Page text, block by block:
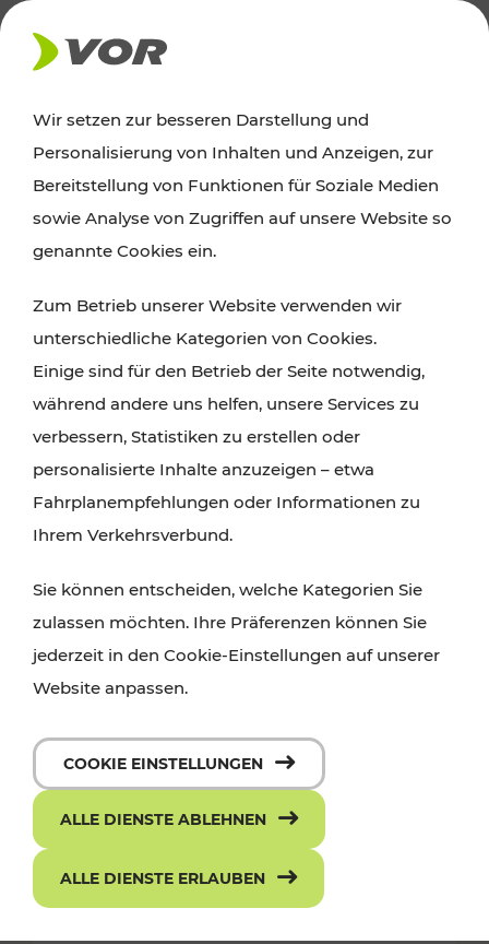
AKTUELLES
News
Alle wichtigen Meldungen zu Fahrplanänderungen,
finden Sie hier im Überblick.
Wir setzen zur besseren Darstellung und
Personalisierung von Inhalten und Anzeigen, zur
Bereitstellung von Funktionen für Soziale Medien
sowie Analyse von Zugriffen auf unsere Website so
genannte Cookies ein.
Zum Betrieb unserer Website verwenden wir
unterschiedliche Kategorien von Cookies.
Einige sind für den Betrieb der Seite notwendig,
während andere uns helfen, unsere Services zu
verbessern, Statistiken zu erstellen oder
personalisierte Inhalte anzuzeigen – etwa
Fahrplanempfehlungen oder Informationen zu
Ihrem Verkehrsverbund.
Sie können entscheiden, welche Kategorien Sie
zulassen möchten. Ihre Präferenzen können Sie
jederzeit in den Cookie-Einstellungen auf unserer
Website anpassen.
COOKIE EINSTELLUNGEN
ALLE DIENSTE ABLEHNEN
ALLE DIENSTE ERLAUBEN